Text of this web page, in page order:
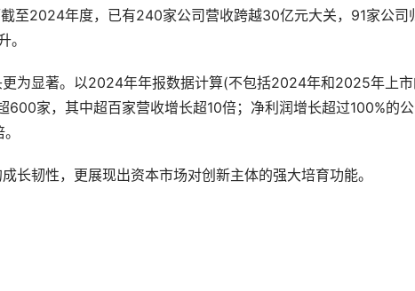
至2024年度，已有240家公司营收跨越30亿元大关，91家公司
。
为显著。以2024年年报数据计算(不包括2024年和2025年上市
家，其中超百家营收增长超10倍；净利润增长超过100%的公
韧性，更展现出资本市场对创新主体的强大培育功能。